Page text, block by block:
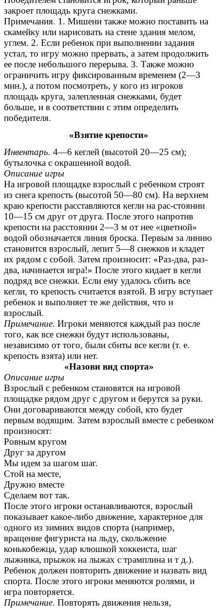
закроет площадь круга снежками.
Примечания. 1. Мишени также можно поставить на
скамейку или нарисовать на стене здания мелом,
углем. 2. Если ребенок при выполнении задания
устал, то игру можно прервать, а затем продолжить
ее после небольшого перерыва. 3. Также можно
ограничить игру фиксированным временем (2—3
мин.), а потом посмотреть, у кого из игроков
площадь круга, залепленная снежками, будет
больше, и в соответствии с этим определить
победителя.
«Взятие крепости»
Инвентарь. 4—6 кеглей (высотой 20—25 см);
бутылочка с окрашенной водой.
Описание игры
На игровой площадке взрослый с ребенком строят
из снега крепость (высотой 50—80 см). На верхнем
краю крепости расставляются кегли на рас-стоянии
10—15 см друг от друга. После этого напротив
крепости на расстоянии 2—3 м от нее «цветной»
водой обозначается линия броска. Первым за линию
становится взрослый, лепит 5—8 снежков и кладет
их рядом с собой. Затем произносит: «Раз-два, раз-
два, начинается игра!» После этого кидает в кегли
подряд все снежки. Если ему удалось сбить все
кегли, то крепость считается взятой. В игру вступает
ребенок и выполняет те же действия, что и
взрослый.
Примечание. Игроки меняются каждый раз после
того, как все снежки будут использованы,
независимо от того, были сбиты все кегли (т. е.
крепость взята) или нет.
«Назови вид спорта»
Описание игры
Взрослый с ребенком становятся на игровой
площадке рядом друг с другом и берутся за руки.
Они договариваются между собой, кто будет
первым водящим. Затем взрослый вместе с ребенком
произносят:
Ровным кругом
Друг за другом
Мы идем за шагом шаг.
Стой на месте,
Дружно вместе
Сделаем вот так.
После этого игроки останавливаются, взрослый
показывает какое-либо движение, характерное для
одного из зимних видов спорта (например,
вращение фигуриста на льду, скольжение
конькобежца, удар клюшкой хоккеиста, шаг
лыжника, прыжок на лыжах с трамплина и т д.).
Ребенок должен повторить движение и назвать вид
спорта. После этого игроки меняются ролями, и
игра повторяется.
Примечание. Повторять движения нельзя,